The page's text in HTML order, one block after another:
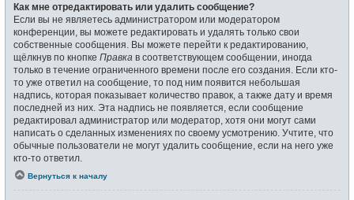
Как мне отредактировать или удалить сообщение?
Если вы не являетесь администратором или модератором
конференции, вы можете редактировать и удалять только свои
собственные сообщения. Вы можете перейти к редактированию,
щёлкнув по кнопке Правка в соответствующем сообщении, иногда
только в течение ограниченного времени после его создания. Если кто-
то уже ответил на сообщение, то под ним появится небольшая
надпись, которая показывает количество правок, а также дату и время
последней из них. Эта надпись не появляется, если сообщение
редактировал администратор или модератор, хотя они могут сами
написать о сделанных изменениях по своему усмотрению. Учтите, что
обычные пользователи не могут удалить сообщение, если на него уже
кто-то ответил.
Вернуться к началу